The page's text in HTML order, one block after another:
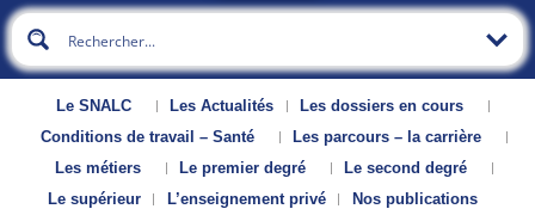
Le SNALC Les Actualités
Les dossiers en cours
Conditions de travail – Santé
Les parcours – la carrière
Les métiers
Le premier degré
Le second degré
Le supérieur
L’enseignement privé Nos publications